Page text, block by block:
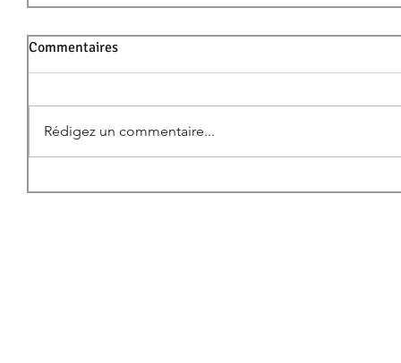
Commentaires
Rédigez un commentaire...